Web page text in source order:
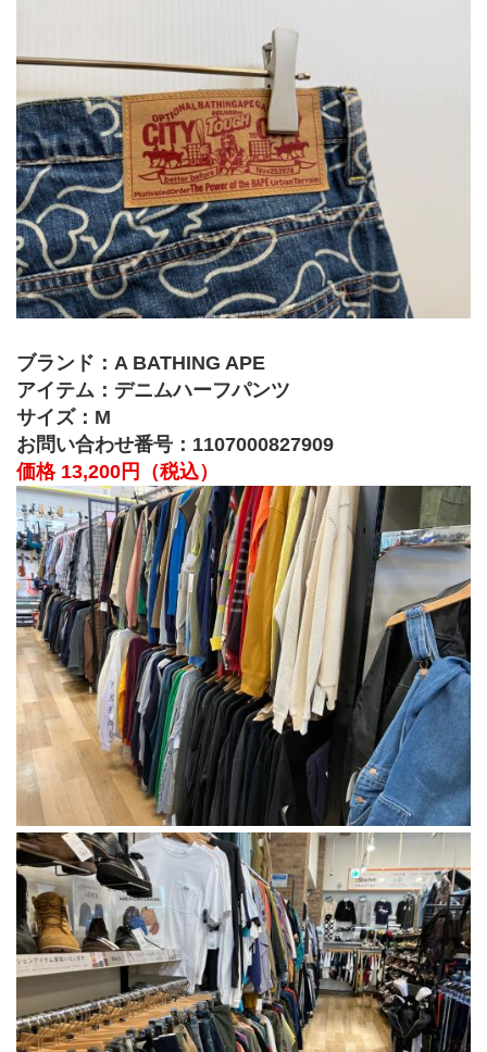
ブランド：A BATHING APE
アイテム：デニムハーフパンツ
サイズ：M
お問い合わせ番号：1107000827909
価格 13,200円（税込）